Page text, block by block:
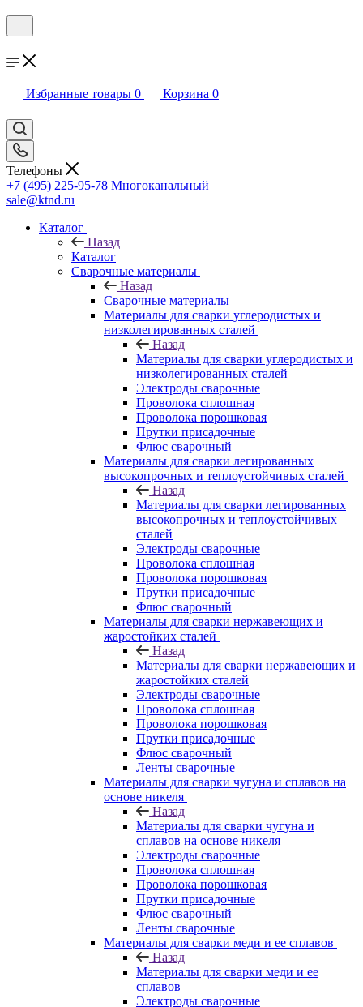
Избранные товары 0 Корзина 0
Телефоны
+7 (495) 225-95-78 Многоканальный
sale@ktnd.ru
Каталог
Назад
Каталог
Сварочные материалы
Назад
Сварочные материалы
Материалы для сварки углеродистых и
низколегированных сталей
Назад
Материалы для сварки углеродистых и
низколегированных сталей
Электроды сварочные
Проволока сплошная
Проволока порошковая
Прутки присадочные
Флюс сварочный
Материалы для сварки легированных
высокопрочных и теплоустойчивых сталей
Назад
Материалы для сварки легированных
высокопрочных и теплоустойчивых
сталей
Электроды сварочные
Проволока сплошная
Проволока порошковая
Прутки присадочные
Флюс сварочный
Материалы для сварки нержавеющих и
жаростойких сталей
Назад
Материалы для сварки нержавеющих и
жаростойких сталей
Электроды сварочные
Проволока сплошная
Проволока порошковая
Прутки присадочные
Флюс сварочный
Ленты сварочные
Материалы для сварки чугуна и сплавов на
основе никеля
Назад
Материалы для сварки чугуна и
сплавов на основе никеля
Электроды сварочные
Проволока сплошная
Проволока порошковая
Прутки присадочные
Флюс сварочный
Ленты сварочные
Материалы для сварки меди и ее сплавов
Назад
Материалы для сварки меди и ее
сплавов
Электроды сварочные